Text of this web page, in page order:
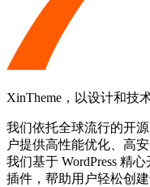
XinTheme，以设计和技
我们依托全球流行的开
户提供高性能优化、高
我们基于 WordPress 精
插件，帮助用户轻松创